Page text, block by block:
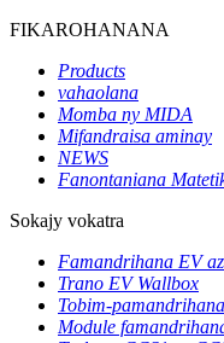
FIKAROHANANA
Products
vahaolana
Momba ny MIDA
Mifandraisa aminay
NEWS
Fanontaniana
Sokajy vokatra
Famandrihana EV
Trano EV Wallbox
Tobim-
Module